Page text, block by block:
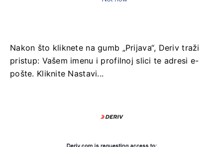
Nakon što kliknete na gumb „Prijava“, Deriv traži
pristup: Vašem imenu i profilnoj slici te adresi e-
pošte. Kliknite Nastavi...